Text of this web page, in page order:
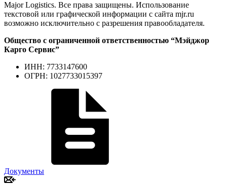
Major Logistics. Все права защищены. Использование
текстовой или графической информации с сайта mjr.ru
возможно исключительно с разрешения правообладателя.
Общество с ограниченной ответственностью “Мэйджор
Карго Сервис”
ИНН: 7733147600
ОГРН: 1027733015397
Документы